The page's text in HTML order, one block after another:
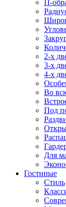
П-
2-х
3-х
4-х
Во
Под
Для
Гостиные
Стиль